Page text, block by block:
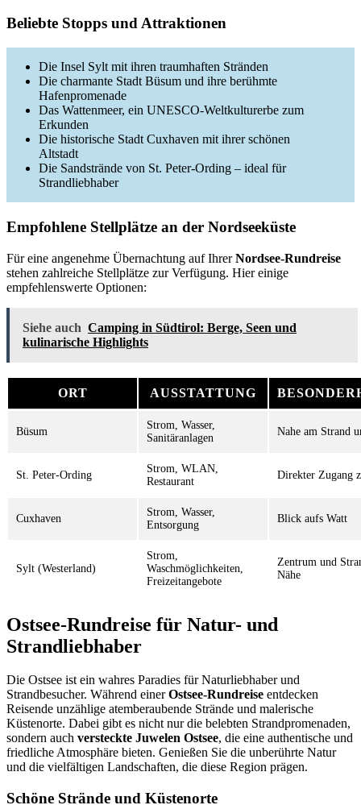
Beliebte Stopps und Attraktionen
Die Insel Sylt mit ihren traumhaften Stränden
Die charmante Stadt Büsum und ihre berühmte
Hafenpromenade
Das Wattenmeer, ein UNESCO-Weltkulturerbe zum
Erkunden
Die historische Stadt Cuxhaven mit ihrer schönen
Altstadt
Die Sandstrände von St. Peter-Ording – ideal für
Strandliebhaber
Empfohlene Stellplätze an der Nordseeküste
Für eine angenehme Übernachtung auf IhrerNordsee-Rundreise
stehen zahlreiche Stellplätze zur Verfügung. Hier einige
empfehlenswerte Optionen:
Siehe auch Camping in Südtirol: Berge, Seen und
kulinarische Highlights
ORT AUSSTATTUNG
Büsum
Strom, Wasser,
Sanitäranlagen
Nahe am Strand
St. Peter-Ording
Strom, WLAN,
Restaurant
Direkter Zugang
Cuxhaven
Strom, Wasser,
Entsorgung
Blick aufs Watt
Sylt (Westerland)
Strom,
Waschmöglichkeiten,
Freizeitangebote
Zentrum und
Nähe
Ostsee-Rundreise für Natur- und
Strandliebhaber
Die Ostsee ist ein wahres Paradies für Naturliebhaber und
Strandbesucher. Während einerOstsee-Rundreise entdecken
Reisende unzählige atemberaubende Strände und malerische
Küstenorte. Dabei gibt es nicht nur die belebten Strandpromenaden,
sondern auch versteckte Juwelen Ostsee, die eine authentische und
friedliche Atmosphäre bieten. Genießen Sie die unberührte Natur
und die vielfältigen Landschaften, die diese Region prägen.
Schöne Strände und Küstenorte